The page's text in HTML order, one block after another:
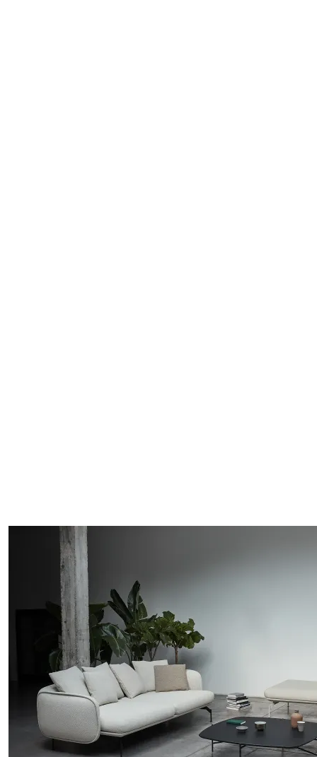
Mekani jastuci i nježno zaobljeni oblici prate prirodne linije tijela.